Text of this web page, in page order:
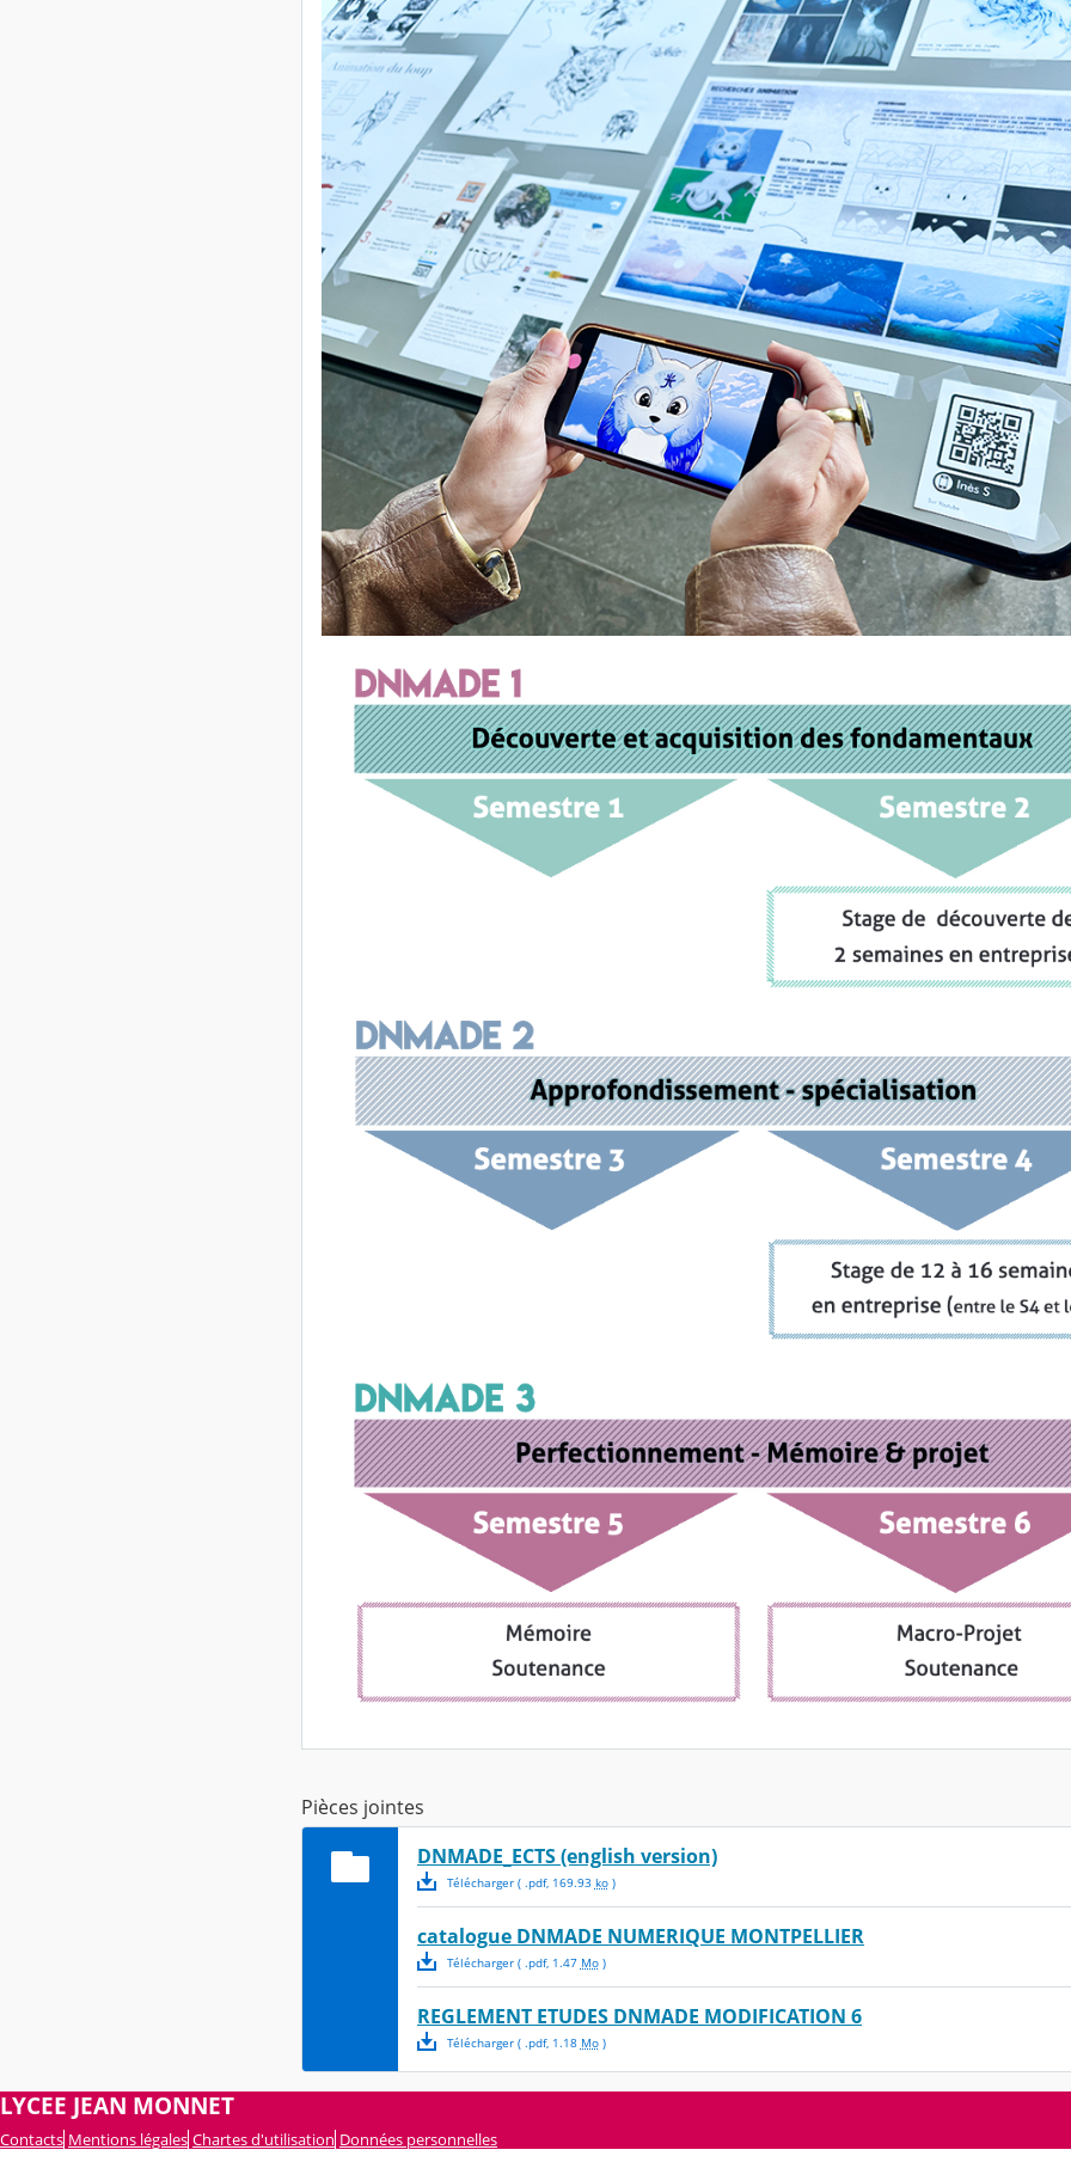
Pièces jointes
DNMADE_ECTS (english version)
Télécharger( .pdf, 169.93 ko)
catalogue DNMADE NUMERIQUE MONTPELLIER
Télécharger( .pdf, 1.47 Mo)
REGLEMENT ETUDES DNMADE MODIFICATION 6
Télécharger( .pdf, 1.18 Mo)
LYCEE JEAN MONNET
Contacts Mentions légales Chartes d'utilisation Données personnelles